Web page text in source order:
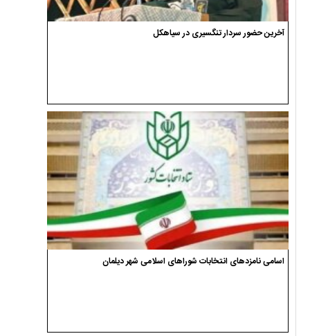
آخرین حضور سردار تنگسیری در سیاهکل
اسامی نامزدهای انتخابات شوراهای اسلامی شهر دیلمان